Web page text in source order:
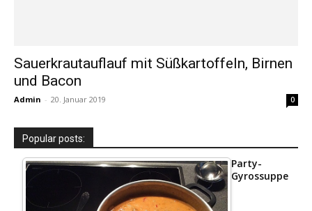
Sauerkrautauflauf mit Süßkartoffeln, Birnen
und Bacon
Admin - 20. Januar 2019 0
Popular posts:
Party-
Gyrossuppe